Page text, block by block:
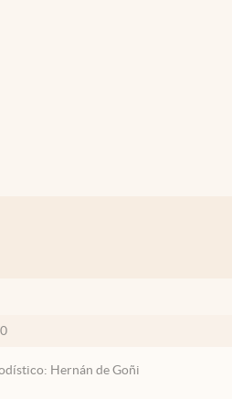
Hernán de Goñi